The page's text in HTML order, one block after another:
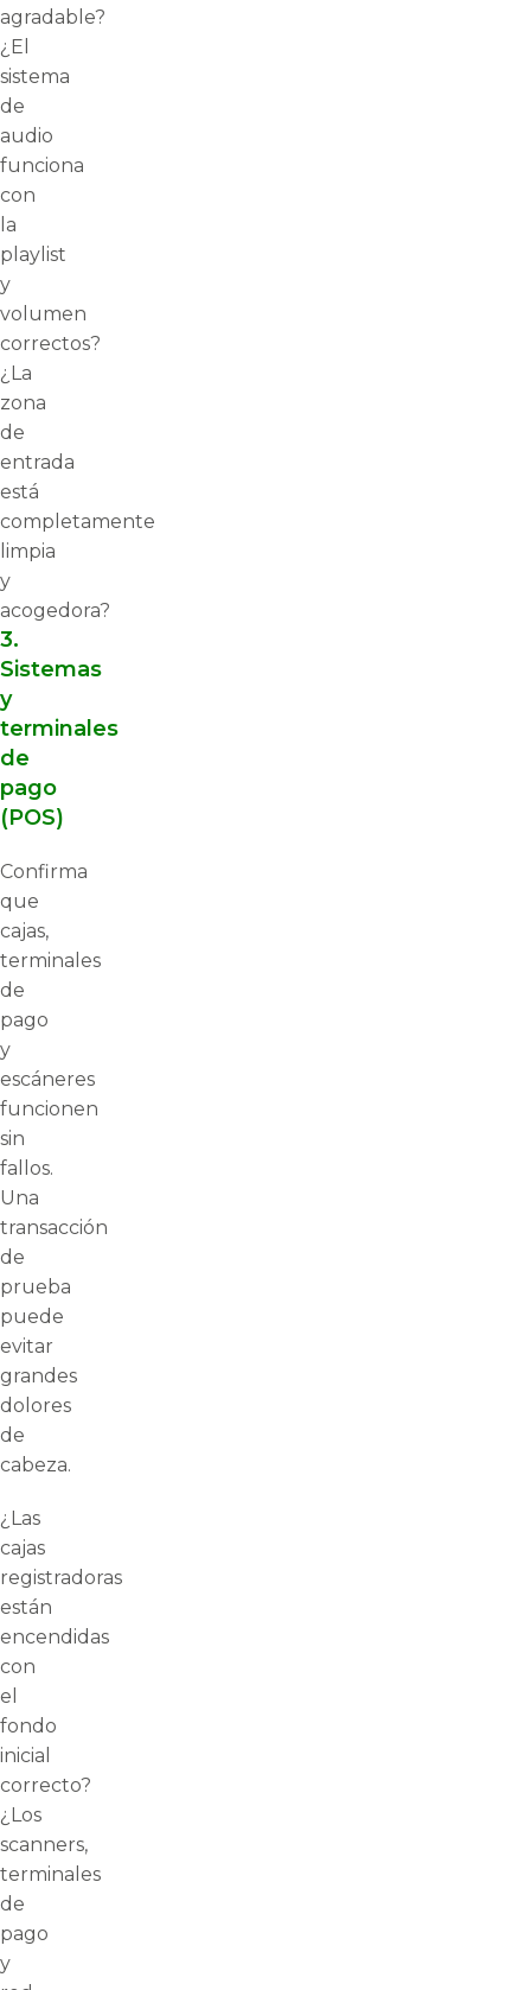
agradable?
¿El
sistema
de
audio
funciona
con
la
playlist
y
volumen
correctos?
¿La
zona
de
entrada
está
completamente
limpia
y
acogedora?
3.
Sistemas
y
terminales
de
pago
(POS)
Confirma
que
cajas,
terminales
de
pago
y
escáneres
funcionen
sin
fallos.
Una
transacción
de
prueba
puede
evitar
grandes
dolores
de
cabeza.
¿Las
cajas
registradoras
están
encendidas
con
el
fondo
inicial
correcto?
¿Los
scanners,
terminales
de
pago
y